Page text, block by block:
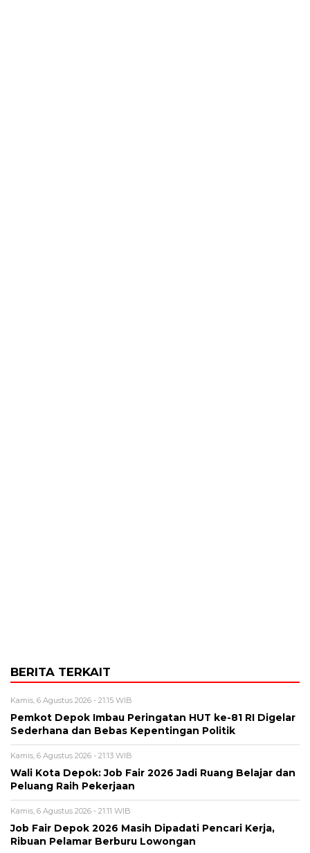
BERITA TERKAIT
Kamis, 6 Agustus 2026 - 21:15 WIB
Pemkot Depok Imbau Peringatan HUT ke-81 RI Digelar
Sederhana dan Bebas Kepentingan Politik
Kamis, 6 Agustus 2026 - 21:13 WIB
Wali Kota Depok: Job Fair 2026 Jadi Ruang Belajar dan
Peluang Raih Pekerjaan
Kamis, 6 Agustus 2026 - 21:11 WIB
Job Fair Depok 2026 Masih Dipadati Pencari Kerja,
Ribuan Pelamar Berburu Lowongan